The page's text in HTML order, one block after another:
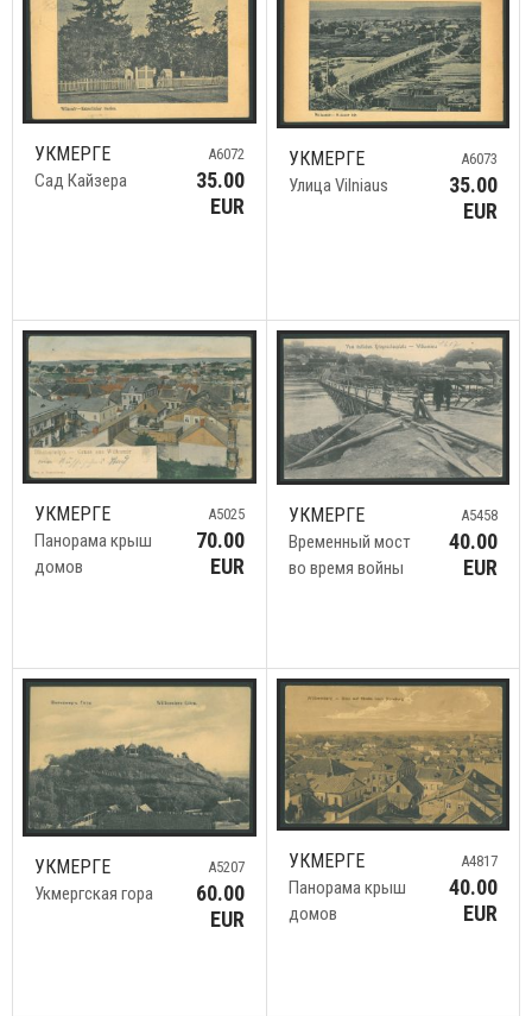
УКМЕРГЕ
Сад Кайзера
A6072
35.00
EUR
УКМЕРГЕ
Улица Vilniaus
A6073
35.00
EUR
УКМЕРГЕ
Панорама крыш
домов
A5025
70.00
EUR
УКМЕРГЕ
Временный мост
во время войны
A5458
40.00
EUR
УКМЕРГЕ
Укмергская гора
A5207
60.00
EUR
УКМЕРГЕ
Панорама крыш
домов
A4817
40.00
EUR